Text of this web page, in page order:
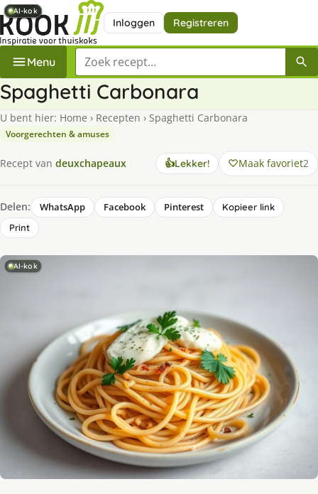
Inloggen Registreren
Menu Zoek een recept
Spaghetti Carbonara
U bent hier: Home › Recepten › Spaghetti Carbonara
Voorgerechten & amuses
Recept van deuxchapeaux 👍Lekker! Maak favoriet2
Delen: WhatsApp Facebook Pinterest
Kopieer link
Print
AI-kok
AI-kok
AI-kok
AI-kok
AI-kok
AI-kok
AI-kok